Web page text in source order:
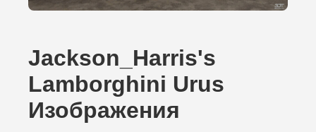
Jackson_Harris's
Lamborghini Urus
Изображения